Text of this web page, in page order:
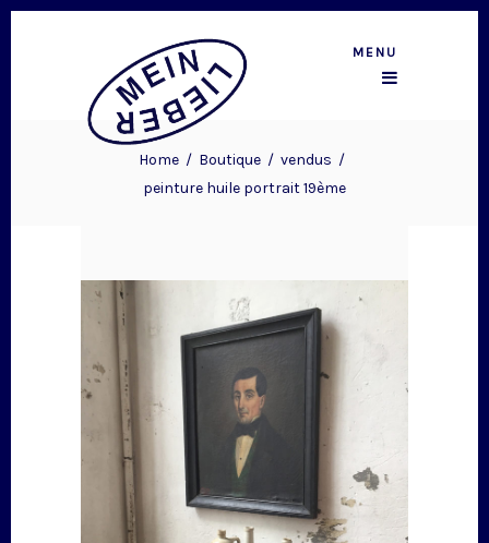
MENU
Home/ Boutique/ vendus /
peinture huile portrait 19ème